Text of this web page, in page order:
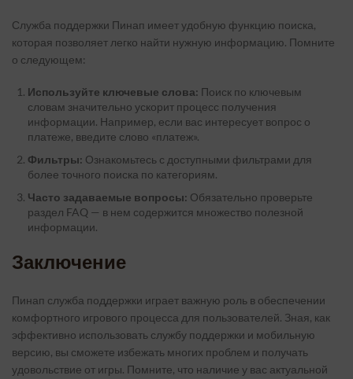
Служба поддержки Пинап имеет удобную функцию поиска,
которая позволяет легко найти нужную информацию. Помните
о следующем:
Используйте ключевые слова: Поиск по ключевым
словам значительно ускорит процесс получения
информации. Например, если вас интересует вопрос о
платеже, введите слово «платеж».
Фильтры: Ознакомьтесь с доступными фильтрами для
более точного поиска по категориям.
Часто задаваемые вопросы: Обязательно проверьте
раздел FAQ — в нем содержится множество полезной
информации.
Заключение
Пинап служба поддержки играет важную роль в обеспечении
комфортного игрового процесса для пользователей. Зная, как
эффективно использовать службу поддержки и мобильную
версию, вы сможете избежать многих проблем и получать
удовольствие от игры. Помните, что наличие у вас актуальной